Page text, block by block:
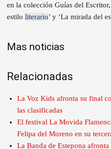
en la colección Guías del
estilo literario’ y ‘La mirada del
Mas noticias
Relacionadas
La Voz Kids afronta su final
las clasificadas
El festival La Movida
Felipa del Moreno en su
La Banda de Estepona